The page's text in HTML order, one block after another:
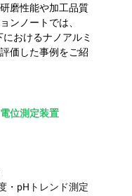
磨性能や加工品質
ンノートでは、
おけるナノアルミ
価した事例をご紹
位測定装置
・pHトレンド測定